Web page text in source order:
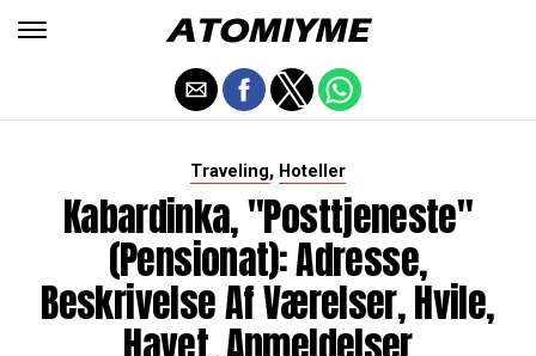
Traveling, Hoteller
Kabardinka, "posttjeneste"
(pensionat): Adresse,
Beskrivelse Af Værelser, Hvile,